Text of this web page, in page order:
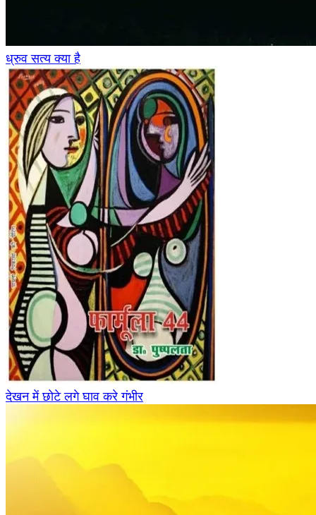
ध्रुव सत्य क्या है
देखन में छोटे लगे घाव करे गंभीर